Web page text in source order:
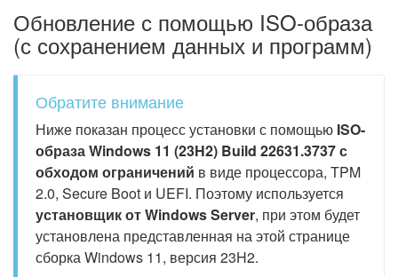
Обновление с помощью ISO-образа
(с сохранением данных и программ)
Обратите внимание
Ниже показан процесс установки с помощью ISO-
образа Windows 11 (23H2) Build 22631.3737 с
обходом ограничений в виде процессора, TPM
2.0, Secure Boot и UEFI. Поэтому используется
установщик от Windows Server, при этом будет
установлена представленная на этой странице
сборка Windows 11, версия 23H2.